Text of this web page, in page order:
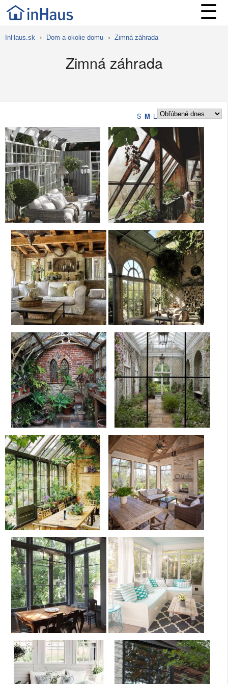
☰
InHaus.sk › Dom a okolie domu › Zimná záhrada
Zimná záhrada
S M L